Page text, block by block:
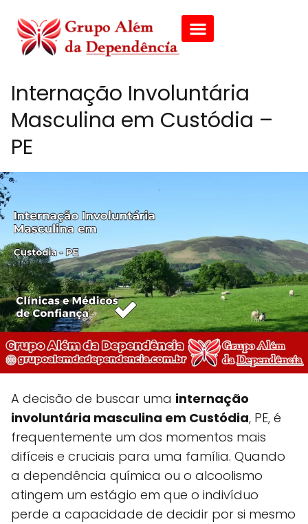
Internação Involuntária
Masculina em Custódia –
PE
A decisão de buscar uma internação
involuntária masculina em Custódia, PE, é
frequentemente um dos momentos mais
difíceis e cruciais para uma família. Quando
a dependência química ou o alcoolismo
atingem um estágio em que o indivíduo
perde a capacidade de decidir por si mesmo